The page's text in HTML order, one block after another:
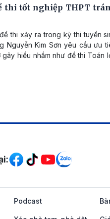
thi tốt nghiệp THPT
thi xảy ra trong kỳ thi tuyển
Nguyễn Kim Sơn yêu cầu ưu
hiểu nhầm như đề thi Toán
Podcast